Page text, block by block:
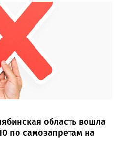
с улыбкой – подойдёт портрет
или нескольких поколений в
или несколько городов,
или важными воспоминаниями;
кратко объяснив связь с каждым
согласие с правилами
на сайте проекта. ‍Заявка
модерации стать частью
20 участников обещают
в Москве. Персональную
скачать, сохранить и
отмечают в оргкомитете,
область вошла
по самозапретам на